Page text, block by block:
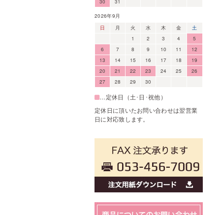
2026年9月
日
月 火 水 木 金
土
1
2 3 4
5
6
7 8 9 10 11
12
13
14 15 16 17 18
19
20
21 22 23 24 25
26
27
28 29 30
…定休日（土･日･祝他）
定休日に頂いたお問い合わせは翌営業
日に対応致します。